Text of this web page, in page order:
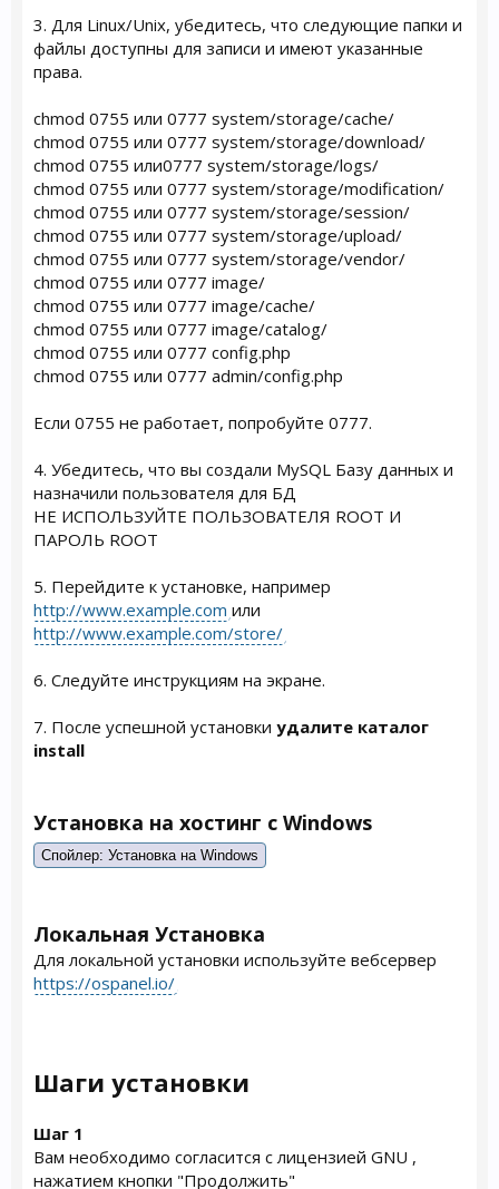
3. Для Linux/Unix, убедитесь, что следующие папки и
файлы доступны для записи и имеют указанные
права.
chmod 0755 или 0777 system/storage/cache/
chmod 0755 или 0777 system/storage/download/
chmod 0755 или0777 system/storage/logs/
chmod 0755 или 0777 system/storage/modification/
chmod 0755 или 0777 system/storage/session/
chmod 0755 или 0777 system/storage/upload/
chmod 0755 или 0777 system/storage/vendor/
chmod 0755 или 0777 image/
chmod 0755 или 0777 image/cache/
chmod 0755 или 0777 image/catalog/
chmod 0755 или 0777 config.php
chmod 0755 или 0777 admin/config.php
Если 0755 не работает, попробуйте 0777.
4. Убедитесь, что вы создали MySQL Базу данных и
назначили пользователя для БД
НЕ ИСПОЛЬЗУЙТЕ ПОЛЬЗОВАТЕЛЯ ROOT И
ПАРОЛЬ ROOT
5. Перейдите к установке, например
http://www.example.com или
http://www.example.com/store/
6. Следуйте инструкциям на экране.
7. После успешной установки удалите каталог
install
Установка на хостинг с Windows
Спойлер: Установка на Windows
Локальная Установка
Для локальной установки используйте вебсервер
https://ospanel.io/
Шаги установки
Шаг 1
Вам необходимо согласится с лицензией GNU ,
нажатием кнопки "Продолжить"